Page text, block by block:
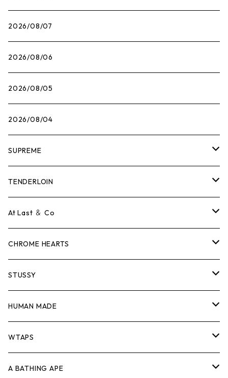
2026/08/07
2026/08/06
2026/08/05
2026/08/04
SUPREME
Tシャツ
ロンTEE
スウェット/ニット
シャツ
ジャケット
パンツ
キャップ・ハット
TENDERLOIN
Tシャツ
ロンTEE
スウェット/ニット
シャツ
ジャケット
パンツ
At Last ＆ Co
Tシャツ
ロンTEE
スウェット/ニット
シャツ
ジャケット
CHROME HEARTS
Tシャツ
ロンTEE
スウェット/ニット
シャツ
STUSSY
Tシャツ
ロンTEE
スウェット/ニット
HUMAN MADE
Tシャツ
ロンT
WTAPS
Tシャツ
A BATHING APE